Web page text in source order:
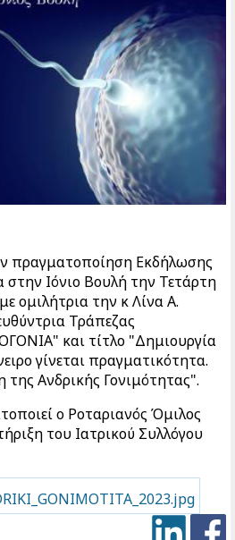
πραγματοποίηση Εκδήλωσης
στην Ιόνιο Βουλή την Τετάρτη
ομιλήτρια την κ Λίνα Α.
Τράπεζας
και τίτλο "Δημιουργία
γίνεται πραγματικότητα.
Ανδρικής Γονιμότητας".
ο Ροταριανός Όμιλος
του Ιατρικού Συλλόγου